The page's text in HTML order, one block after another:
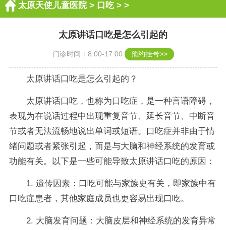
太原天使儿童医院> 口吃> >
太原讲话口吃是怎么引起的
门诊时间：8:00-17:00 预约挂号>>
太原讲话口吃是怎么引起的？
太原讲话口吃，也称为口吃症，是一种言语障碍，
表现为在说话过程中出现重复音节、延长音节、中断音
节或者无法流畅地说出单词或短语。口吃症并非由于情
绪问题或者紧张引起，而是与大脑和神经系统的发育或
功能有关。以下是一些可能导致太原讲话口吃的原因：
1. 遗传因素：口吃可能与家族史有关，即家族中有
口吃症患者，其他家庭成员也更容易出现口吃。
2. 大脑发育问题：大脑皮层和神经系统的发育异常